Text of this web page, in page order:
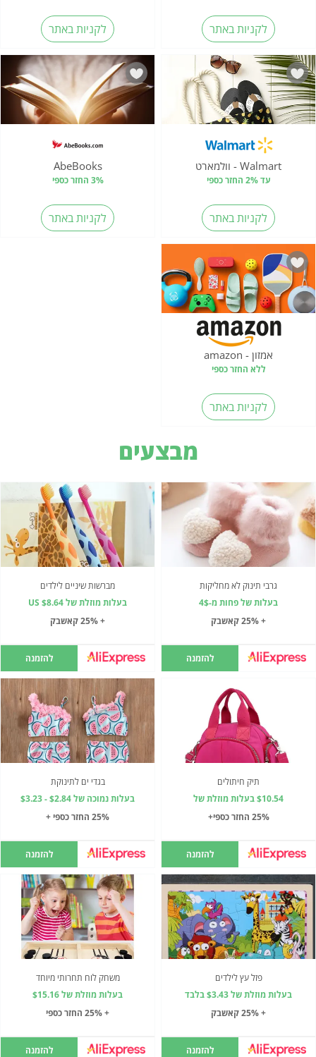
לקניות באתר לקניות באתר
Walmart - וולמארט
עד 2% החזר כספי
לקניות באתר
AbeBooks
3% החזר כספי
לקניות באתר
אמזון - amazon
ללא החזר כספי
לקניות באתר
מבצעים
גרבי תינוק לא מחליקות
בעלות של פחות מ-4$
+ 25% קאשבק
להזמנה
מברשות שיניים לילדים
בעלות מוזלת של US $8.64
+ 25% קאשבק
להזמנה
תיק חיתולים
$10.54 בעלות מוזלת של
25% החזר כספי+
להזמנה
בגדי ים לתינוקת
בעלות נמוכה של $2.84 - $3.23
25% החזר כספי +
להזמנה
פזל עץ לילדים
בעלות מוזלת של $3.43 בלבד
+ 25% קאשבק
להזמנה
משחק לוח תחרותי מיוחד
בעלות מוזלת של $15.16
+ 25% החזר כספי
להזמנה